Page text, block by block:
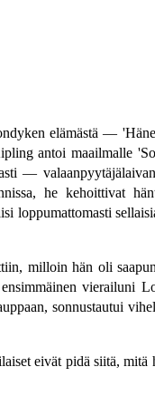
elämästä —
antoi maailmalle
—
he kehoittivat
loppumattomasti
milloin hän oli
vierailuni
sonnustautui
eivät pidä siitä,